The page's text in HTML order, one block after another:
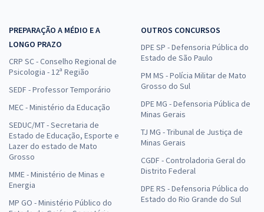
PREPARAÇÃO A MÉDIO E A
LONGO PRAZO
CRP SC - Conselho Regional de
Psicologia - 12ª Região
SEDF - Professor Temporário
MEC - Ministério da Educação
SEDUC/MT - Secretaria de
Estado de Educação, Esporte e
Lazer do estado de Mato
Grosso
MME - Ministério de Minas e
Energia
MP GO - Ministério Público do
OUTROS CONCURSOS
DPE SP - Defensoria Pública do
Estado de São Paulo
PM MS - Polícia Militar de Mato
Grosso do Sul
DPE MG - Defensoria Pública de
Minas Gerais
TJ MG - Tribunal de Justiça de
Minas Gerais
CGDF - Controladoria Geral do
Distrito Federal
DPE RS - Defensoria Pública do
Estado do Rio Grande do Sul